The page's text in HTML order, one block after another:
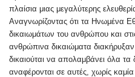
πλαίσια μιας μεγαλύτερης
Αναγνωρίζοντας ότι τα Ηνωμένα
δικαιωμάτων του ανθρώπου και
ανθρώπινα δικαιώματα
δικαιούται να απολαμβάνει όλα τα
αναφέρονται σε αυτές, χωρίς καμία